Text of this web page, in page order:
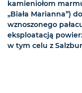
kamieniołom
„Biała Marianna”)
wznoszonego
eksploatacją
w tym celu z